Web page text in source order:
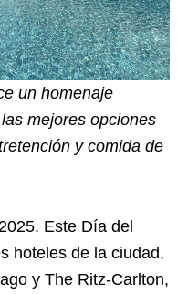
un homenaje
mejores opciones
y comida de
Este Día del
hoteles de la ciudad,
y The Ritz-Carlton,